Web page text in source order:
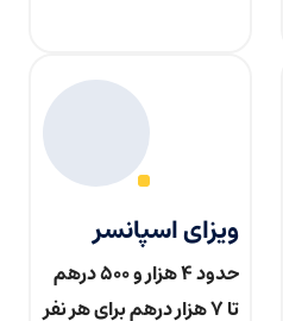
ویزای اسپانسر
حدود ۴ هزار و ۵۰۰ درهم
تا ۷ هزار درهم برای هر نفر